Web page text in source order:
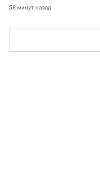
58 минут назад